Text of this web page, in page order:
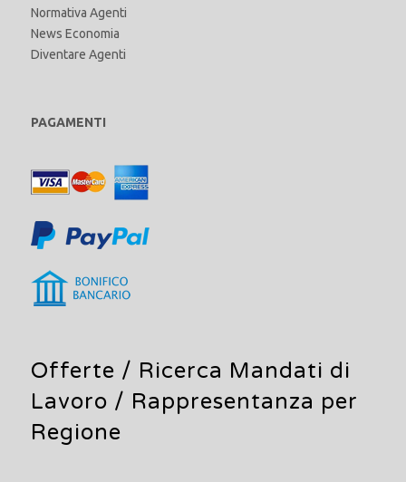
Normativa Agenti
News Economia
Diventare Agenti
PAGAMENTI
Offerte / Ricerca Mandati di
Lavoro / Rappresentanza per
Regione